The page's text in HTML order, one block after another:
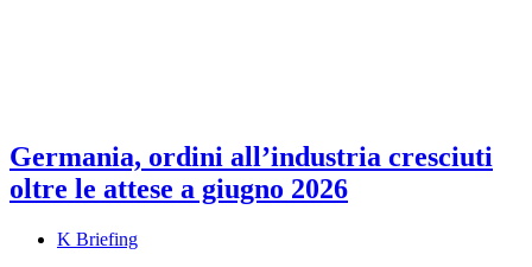
Germania, ordini all’industria cresciuti
oltre le attese a giugno 2026
K Briefing